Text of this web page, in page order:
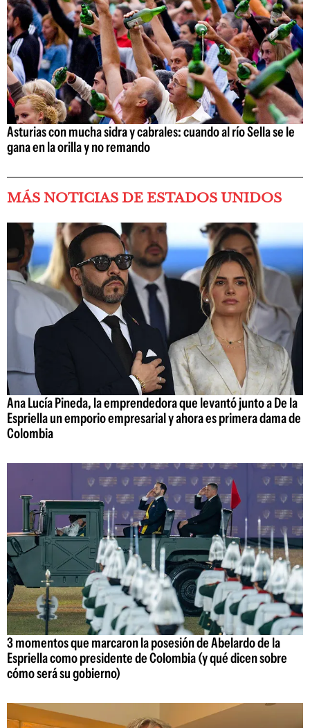
Asturias con mucha sidra y cabrales: cuando al río Sella se le
gana en la orilla y no remando
MÁS NOTICIAS DE ESTADOS UNIDOS
Ana Lucía Pineda, la emprendedora que levantó junto a De la
Espriella un emporio empresarial y ahora es primera dama de
Colombia
3 momentos que marcaron la posesión de Abelardo de la
Espriella como presidente de Colombia (y qué dicen sobre
cómo será su gobierno)